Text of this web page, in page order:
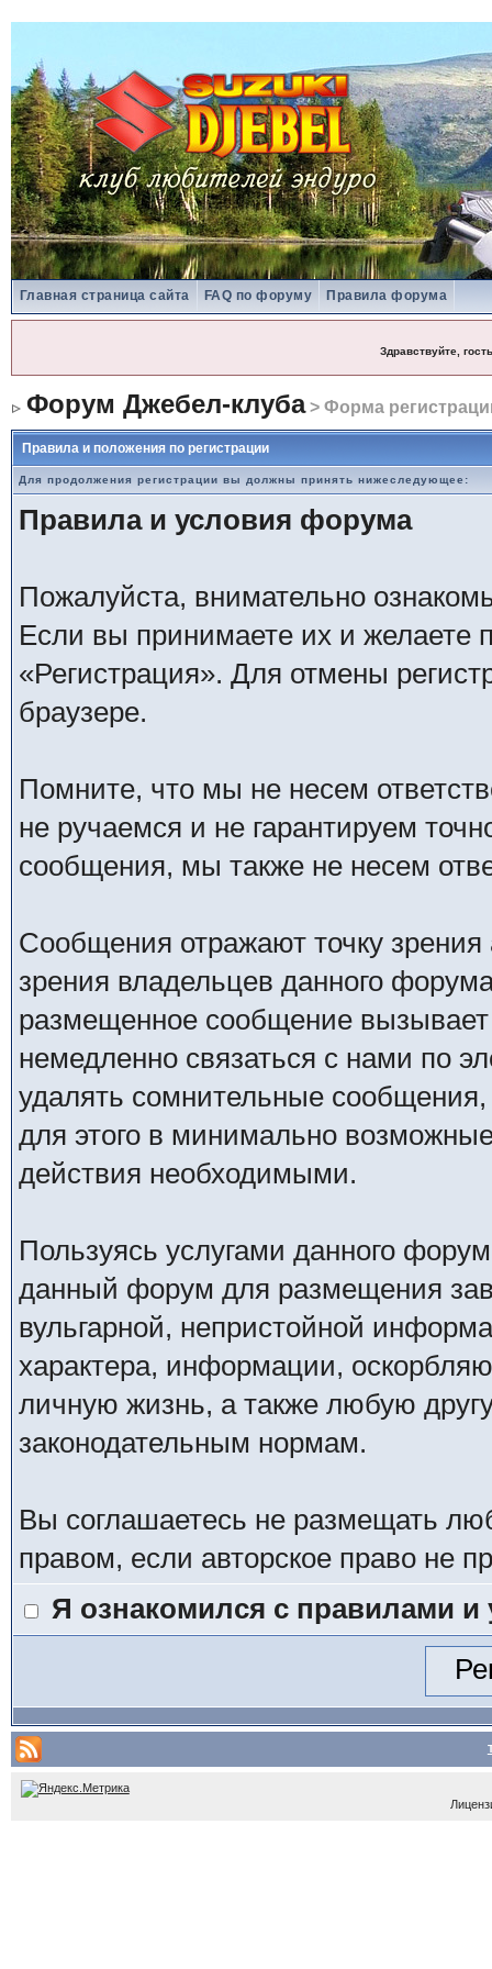
Главная страница сайта FAQ по форуму Правила форума
Здравствуйте, гость
Форум Джебел-клуба> Форма
Правила и положения по регистрации
Для продолжения регистрации вы должны принять нижеследующее:
Правила и условия форума
Пожалуйста, внимательно
Если вы принимаете их и желаете
«Регистрация». Для отмены
браузере.
Помните, что мы не несем
не ручаемся и не гарантируем
сообщения, мы также не несем
Сообщения отражают точку зрения
зрения владельцев данного
размещенное сообщение
немедленно связаться с нами по
удалять сомнительные
для этого в минимально
действия необходимыми.
Пользуясь услугами данного
данный форум для размещения
вульгарной, непристойной
характера, информации,
личную жизнь, а также любую
законодательным нормам.
Вы соглашаетесь не размещать
правом, если авторское право не
Я ознакомился с правилами